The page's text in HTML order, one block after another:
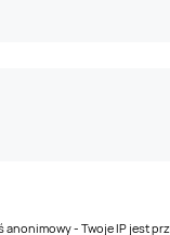
anonimowy - Twoje IP jest